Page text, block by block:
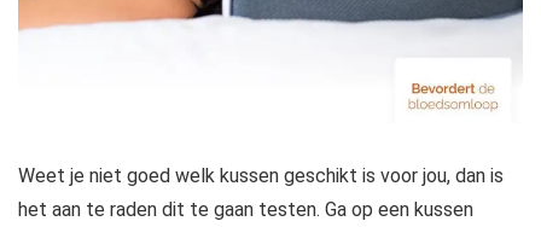
Weet je niet goed welk kussen geschikt is voor jou, dan is
het aan te raden dit te gaan testen. Ga op een kussen